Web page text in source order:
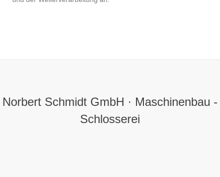
Norbert Schmidt GmbH · Maschinenbau -
Schlosserei